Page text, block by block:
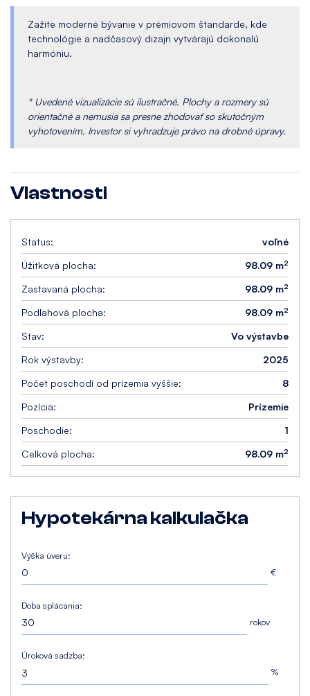
Zažite moderné bývanie v prémiovom štandarde, kde
technológie a nadčasový dizajn vytvárajú dokonalú
harmóniu.
* Uvedené vizualizácie sú ilustračné. Plochy a rozmery sú
orientačné a nemusia sa presne zhodovať so skutočným
vyhotovením. Investor si vyhradzuje právo na drobné úpravy.
Vlastnosti
Status:
voľné
Úžitková plocha:
98.09 m2
Zastavaná plocha: 98.09 m2
Podlahová plocha: 98.09 m2
Stav:
Vo výstavbe
Rok výstavby:
2025
Počet poschodí od prízemia vyššie:
8
Pozícia:
Prízemie
Poschodie:
1
Celková plocha:
98.09 m2
Hypotekárna kalkulačka
Výška úveru:
€
Doba splácania:
rokov
Úroková sadzba:
%